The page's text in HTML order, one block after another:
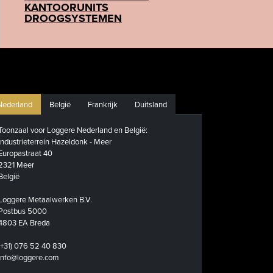
KANTOORUNITS
DROOGSYSTEMEN
België Frankrijk Duitsland
voor Loggere Nederland en België:
Hazeldonk - Meer
40
Meer
Metaalwerken B.V.
5000
EA Breda
076 52 40 830